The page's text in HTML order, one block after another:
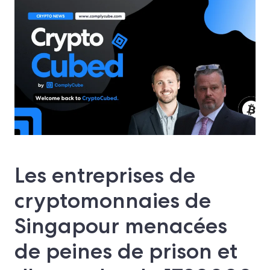
Les entreprises de
cryptomonnaies de
Singapour menacées
de peines de prison et